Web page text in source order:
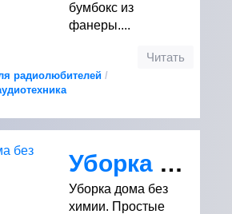
бумбокс из
фанеры....
Читать
радиолюбителей /
Уборка дома без химии
Уборка дома без
химии. Простые